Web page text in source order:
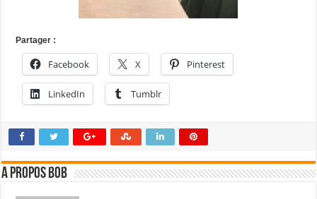
Partager :
Facebook X Pinterest
LinkedIn Tumblr
A propos bOb